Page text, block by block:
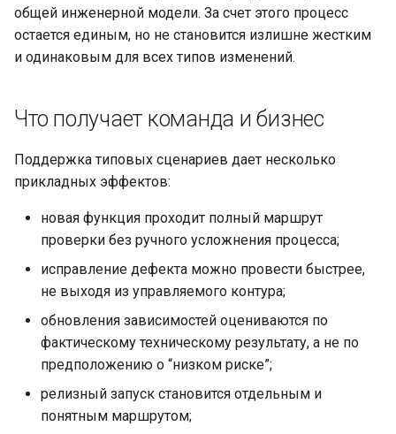
общей инженерной модели. За счет этого процесс
остается единым, но не становится излишне жестким
и одинаковым для всех типов изменений.
Что получает команда и бизнес
Поддержка типовых сценариев дает несколько
прикладных эффектов:
новая функция проходит полный маршрут
проверки без ручного усложнения процесса;
исправление дефекта можно провести быстрее,
не выходя из управляемого контура;
обновления зависимостей оцениваются по
фактическому техническому результату, а не по
предположению о “низком риске”;
релизный запуск становится отдельным и
понятным маршрутом;